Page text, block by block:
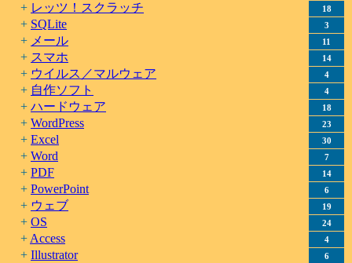
レッツ！スクラッチ 18
SQLite 3
メール 11
スマホ 14
ウイルス／マルウェア 4
自作ソフト 4
ハードウェア 18
WordPress 23
Excel 30
Word 7
PDF 14
PowerPoint 6
ウェブ 19
OS 24
Access 4
Illustrator 6